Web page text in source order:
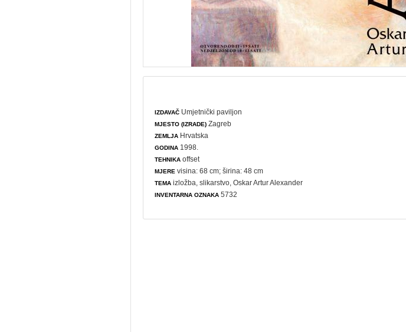
IZDAVAČ Umjetnički paviljon
MJESTO (IZRADE) Zagreb
ZEMLJA Hrvatska
GODINA 1998.
TEHNIKA offset
MJERE visina: 68 cm; širina: 48 cm
TEMA izložba ,slikarstvo , Oskar Artur Alexander
INVENTARNA OZNAKA 5732